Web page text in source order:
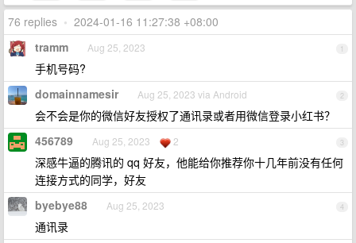
76 replies • 2024-01-16 11:27:38 +08:00
1
tramm Aug 25, 2023
手机号码?
2
domainnamesir Aug 25, 2023 via Android
会不会是你的微信好友授权了通讯录或者用微信登录小红书？
3
456789 Aug 25, 2023 2
深感牛逼的腾讯的 qq 好友，他能给你推荐你十几年前没有任何
连接方式的同学，好友
4
byebye88 Aug 25, 2023
通讯录